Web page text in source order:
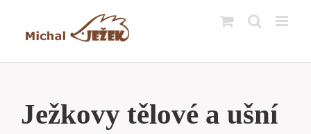
Ježkovy tělové a ušní